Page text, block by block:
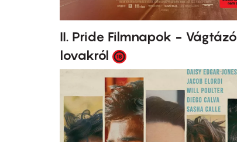
II. Pride Filmnapok - Vágtázó
lovakról